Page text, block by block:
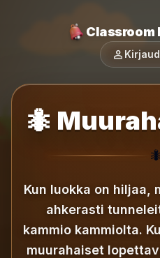
Classroom
person
🐜
Kun luokka on hiljaa,
ahkerasti
kammio kammiolta.
muurahaiset